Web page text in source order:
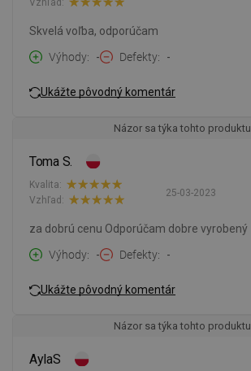
Vzhľad:
Skvelá voľba, odporúčam
Výhody
- Defekty -
Ukážte pôvodný komentár
Názor sa týka tohto produktu
Toma S.
25-03-2023
Kvalita:
Vzhľad:
za dobrú cenu Odporúčam dobre vyrobený
Výhody
- Defekty -
Ukážte pôvodný komentár
Názor sa týka tohto produktu
AylaS